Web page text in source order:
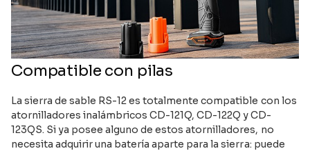
Compatible con pilas
La sierra de sable RS-12 es totalmente compatible con los
atornilladores inalámbricos CD-121Q, CD-122Q y CD-
123QS. Si ya posee alguno de estos atornilladores, no
necesita adquirir una batería aparte para la sierra: puede